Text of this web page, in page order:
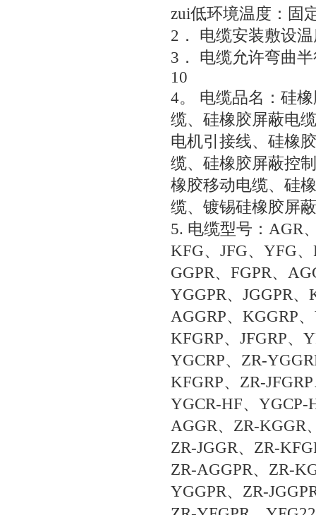
zui低环境温度：固
2． 电缆安装敷设
3． 电缆允许弯曲
10
4。 电缆品名：硅
缆、硅橡胶屏蔽电
电机引接线、硅橡
缆、硅橡胶屏蔽控
橡胶移动电缆、硅
缆、镀锡硅橡胶屏
5. 电缆型号：AGR
KFG、JFG、YFG
GGPR、FGPR、
YGGPR、JGGPR、
AGGRP、KGGRP
KFGRP、JFGRP、
YGCRP、ZR-
KFGRP、ZR-
YGCR-HF、YGCP-
AGGR、ZR-KGGR
ZR-JGGR、ZR-
ZR-AGGPR、ZR-
YGGPR、ZR-